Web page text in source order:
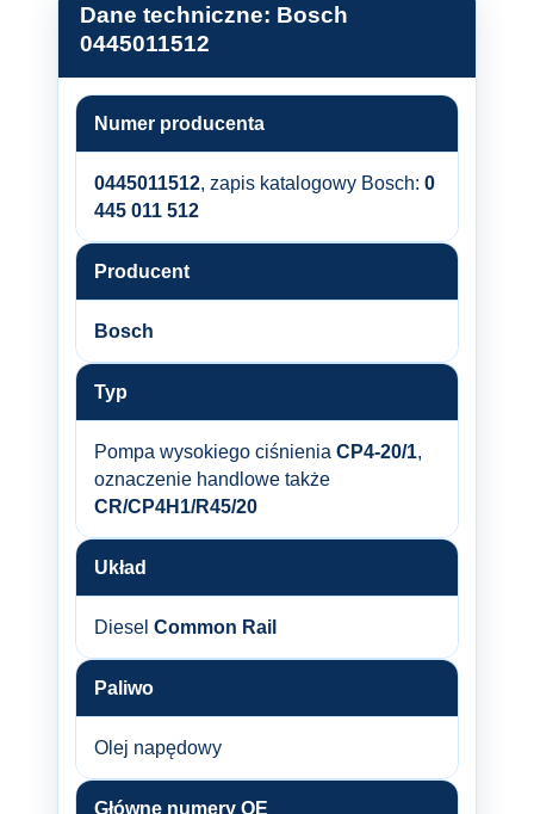
Dane techniczne: Bosch
0445011512
Numer producenta
0445011512, zapis katalogowy Bosch: 0
445 011 512
Producent
Bosch
Typ
Pompa wysokiego ciśnienia CP4-20/1,
oznaczenie handlowe także
CR/CP4H1/R45/20
Układ
Diesel Common Rail
Paliwo
Olej napędowy
Główne numery OE